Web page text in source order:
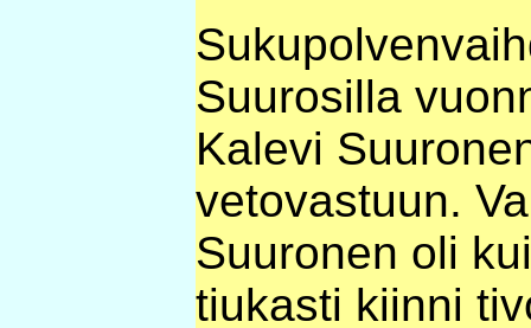
Suurosilla
Kalevi
vetovastuun.
Suuronen oli
tiukasti kiinni